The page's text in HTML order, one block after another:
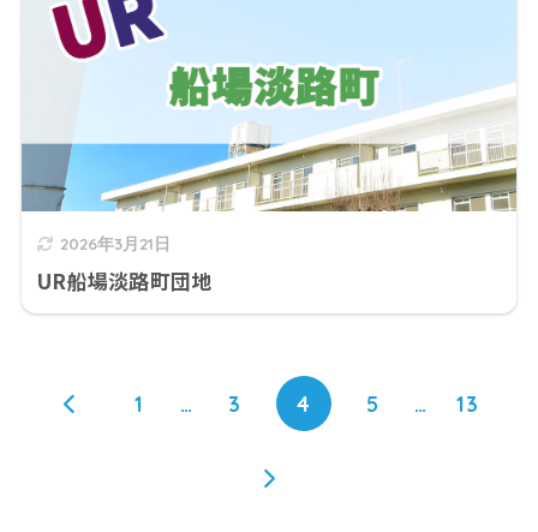
2026年3月21日
UR船場淡路町団地
1 … 3 4 5 … 13